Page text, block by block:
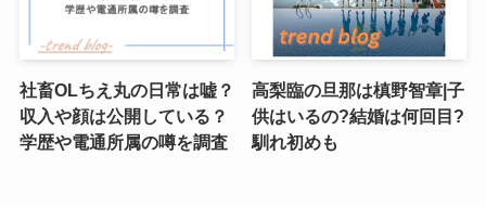
社畜OLちえ丸の日常は嘘？
収入や顔は公開している？
学歴や電通所属の噂を調査
高梨臨の旦那は槙野智章|子
供はいるの?結婚は何回目?
馴れ初めも